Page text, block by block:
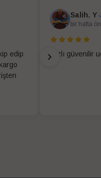
edip
Salih. Y
bir hafta
Hızlı güvenilir